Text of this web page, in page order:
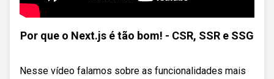
Por que o Next.js é tão bom! - CSR, SSR e SSG
Nesse vídeo falamos sobre as funcionalidades mais